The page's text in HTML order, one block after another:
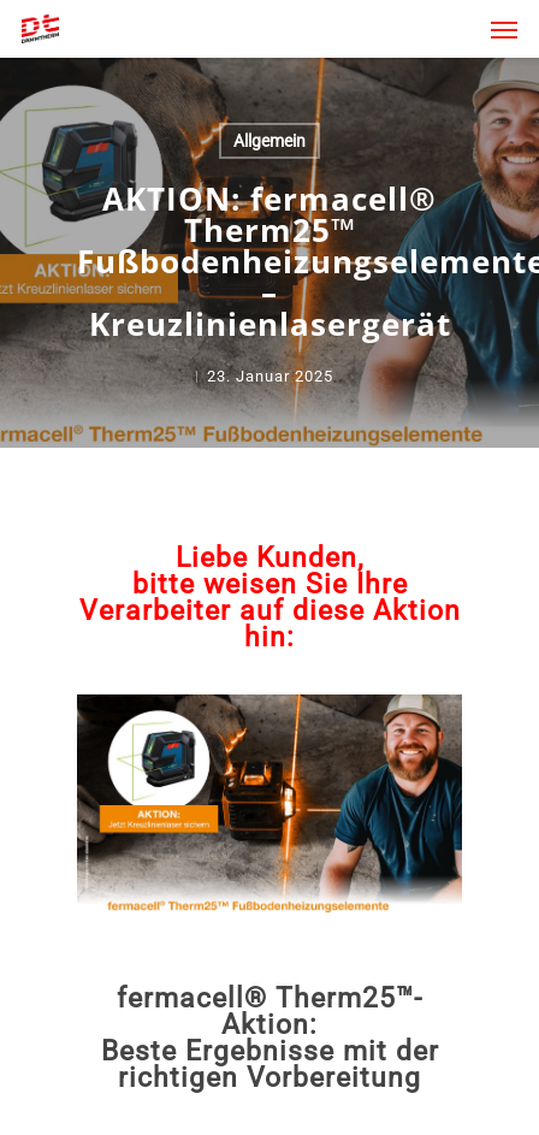
main
content
Allgemein
AKTION: fermacell®
Therm25™
–
Kreuzlinienlasergerät
23. Januar 2025
Liebe Kunden,
bitte weisen Sie Ihre
Verarbeiter auf diese Aktion
hin:
fermacell® Therm25™-
Aktion:
Beste Ergebnisse mit der
richtigen Vorbereitung